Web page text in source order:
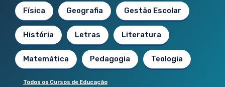
Física Geografia Gestão Escolar
História Letras Literatura
Matemática Pedagogia Teologia
Todos os Cursos de Educação